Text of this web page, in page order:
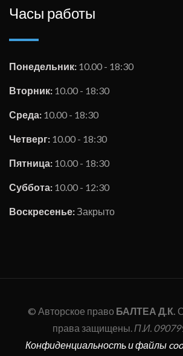
Часы работы
Понедельник: 10.00 - 18:30
Вторник: 10.00 - 18:30
Среда: 10.00 - 18:30
Четверг: 10.00 - 18:30
Пятница: 10.00 - 18:30
Суббота: 10.00 - 12:30
Воскресенье: Закрыто
© Авторское право БАЛТЕА Д.К.
права защищены.П.И.
Конфиденциальность и файлы